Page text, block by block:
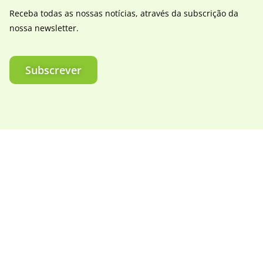
Receba todas as nossas notícias, através da subscrição da
nossa newsletter.
Subscrever